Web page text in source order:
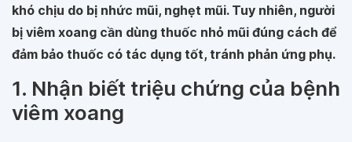
khó chịu do bị nhức mũi, nghẹt mũi. Tuy nhiên, người
bị viêm xoang cần dùng thuốc nhỏ mũi đúng cách để
đảm bảo thuốc có tác dụng tốt, tránh phản ứng phụ.
1. Nhận biết triệu chứng của bệnh
viêm xoang